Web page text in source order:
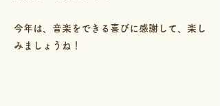
今年は、音楽をできる喜びに感謝して、楽し
みましょうね！